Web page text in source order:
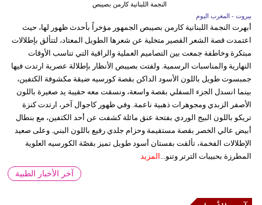
النجمة اللبنانية كارمن بصيبص
بيروت - المغرب اليوم
أبهرت النجمة اللبنانية كارمن بصيبص الجمهور مؤخراً بأحدث ظهور لها، حيث
اعتمدت قصة الشعر القصير متخلية عن شعرها الطويل المعتاد، لتتألق بإطلالات
مبتكرة وخاطفة جمعت بين التصاميم العملية والراقية التي تناسب الأوقات
النهارية والمناسبات الرسمية. ولفتت بصيبص الأنظار بإطلالة عصرية ارتدت فيها
جمبسوت طويل باللون الأسود الداكن بقصة كورسيه ضيقة مكشوفة الكتفين،
بينما انسدل الجزء السفلي بقصة واسعة، ونسقت معه حقيبة يد صغيرة باللون
الأصفر الزبدي ومجوهرات ذهبية ناعمة. وفي ظهور كاجوال آخر، ارتدت كنزة
تريكو باللون البيج الوردي بفتحة عنق مائلة كشفت عن أحد الكتفين، مع بنطال
أبيض عالي الخصر بقصة مستقيمة وحزام جلدي رفيع باللون البني. وعلى صعيد
الإطلالات الفخمة، تألقت بفستان أسود طويل تميز بقصّة الكورسيه العلوية
المطرزة بحبيبات الترتر وتنو... المزيد
آخر الأخبار الطبية